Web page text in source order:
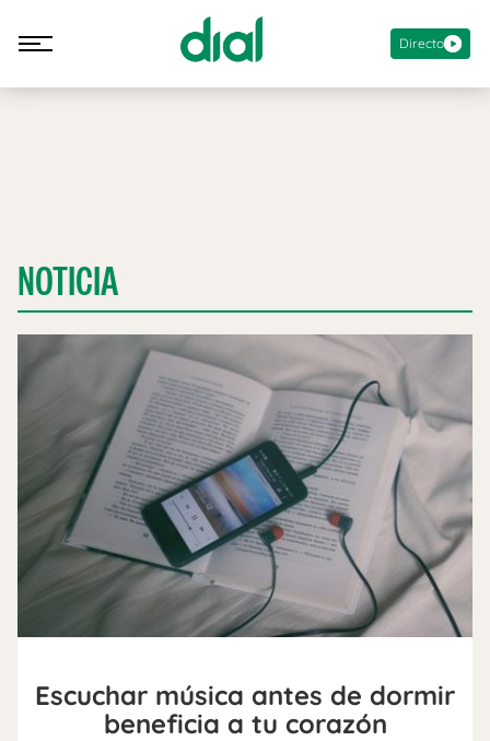
Directo
NOTICIA
Escuchar música antes de dormir
beneficia a tu corazón